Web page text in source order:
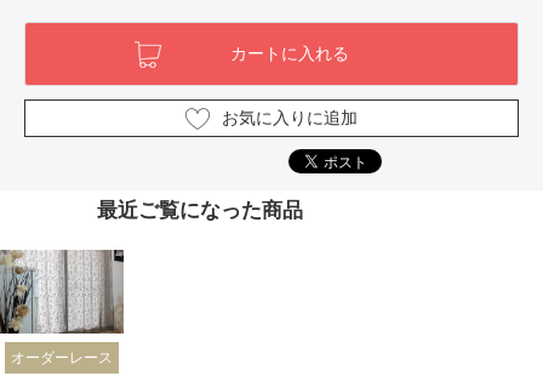
お気に入りに追加
最近ご覧になった商品
オーダーレース